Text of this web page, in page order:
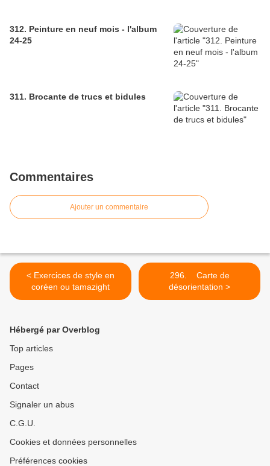
312. Peinture en neuf mois - l'album
24-25
311. Brocante de trucs et bidules
Commentaires
Ajouter un commentaire
< Exercices de style en
coréen ou tamazight
296. Carte de
désorientation >
Hébergé par Overblog
Top articles
Pages
Contact
Signaler un abus
C.G.U.
Cookies et données personnelles
Préférences cookies